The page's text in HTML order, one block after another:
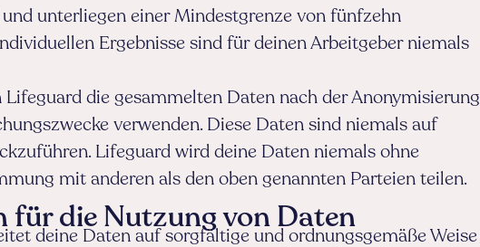
unterliegen einer Mindestgrenze von fünfzehn
Ergebnisse sind für deinen Arbeitgeber niemals
Lifeguard die gesammelten Daten nach der Anonymisierung
verwenden. Diese Daten sind niemals auf
Lifeguard wird deine Daten niemals ohne
mit anderen als den oben genannten Parteien teilen.
für die Nutzung von Daten
deine Daten auf sorgfältige und ordnungsgemäße Weise